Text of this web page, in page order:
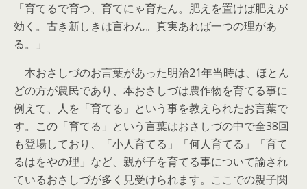
「育てるで育つ、育てにゃ育たん。肥えを置けば肥えが
効く。古き新しきは言わん。真実あれば一つの理があ
る。」
本おさしづのお言葉があった明治21年当時は、ほとん
どの方が農民であり、本おさしづは農作物を育てる事に
例えて、人を「育てる」という事を教えられたお言葉で
す。この「育てる」という言葉はおさしづの中で全38回
も登場しており、「小人育てる」「何人育てる」「育て
るはをやの理」など、親が子を育てる事について諭され
ているおさしづが多く見受けられます。ここでの親子関